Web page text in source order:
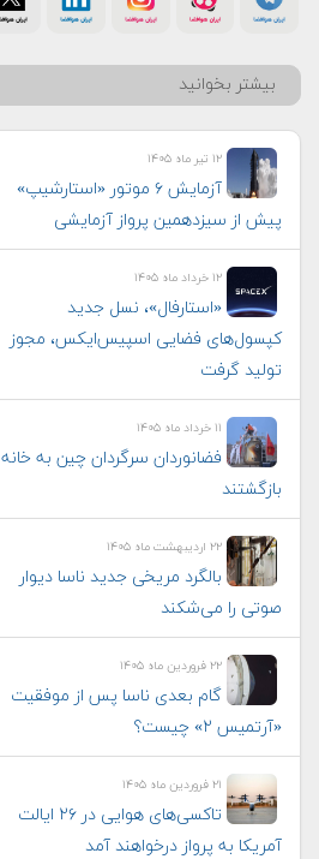
بیشتر بخوانید
۱۲ تیر ماه ۱۴۰۵
آزمایش ۶ موتور «استارشیپ»
پیش از سیزدهمین پرواز آزمایشی
۱۲ خرداد ماه ۱۴۰۵
«استارفال»، نسل جدید
کپسول‌های فضایی اسپیس‌ایکس، مجوز
تولید گرفت
۱۱ خرداد ماه ۱۴۰۵
فضانوردان سرگردان چین به خانه
بازگشتند
۲۲ اردیبهشت ماه ۱۴۰۵
بالگرد مریخی جدید ناسا دیوار
صوتی را می‌شکند
۲۲ فروردین ماه ۱۴۰۵
گام بعدی ناسا پس از موفقیت
«آرتمیس ۲» چیست؟
۲۱ فروردین ماه ۱۴۰۵
تاکسی‌های هوایی در ۲۶ ایالت
آمریکا به پرواز درخواهند آمد